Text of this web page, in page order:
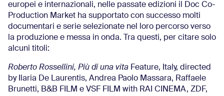
europei e internazionali, nelle passate edizioni il Doc Co-
Production Market ha supportato con successo molti
documentari e serie selezionate nel loro percorso verso
la produzione e messa in onda. Tra questi, per citare solo
alcuni titoli:
Roberto Rossellini, Più di una vita Feature, Italy, directed
by Ilaria De Laurentis, Andrea Paolo Massara, Raffaele
Brunetti, B&B FILM e VSF FILM with RAI CINEMA, ZDF,